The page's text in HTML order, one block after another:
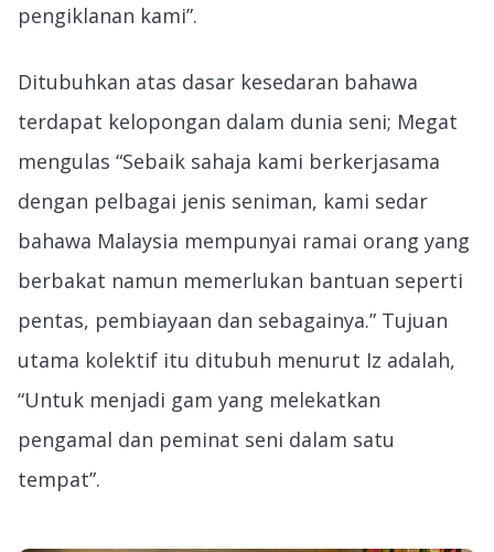
pengiklanan kami”.
Ditubuhkan atas dasar kesedaran bahawa
terdapat kelopongan dalam dunia seni; Megat
mengulas “Sebaik sahaja kami berkerjasama
dengan pelbagai jenis seniman, kami sedar
bahawa Malaysia mempunyai ramai orang yang
berbakat namun memerlukan bantuan seperti
pentas, pembiayaan dan sebagainya.” Tujuan
utama kolektif itu ditubuh menurut Iz adalah,
“Untuk menjadi gam yang melekatkan
pengamal dan peminat seni dalam satu
tempat”.